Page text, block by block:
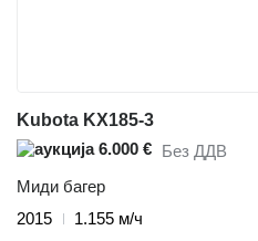
Kubota KX185-3
6.000 € Без ДДВ
Миди багер
2015
1.155 м/ч